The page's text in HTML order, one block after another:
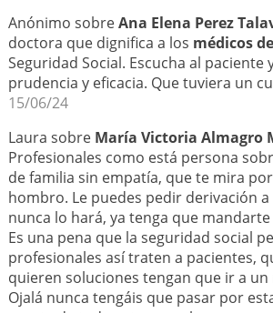
Anónimo sobreAna Elena Perez
doctora que dignifica a los médicos
Seguridad Social. Escucha al paciente
prudencia y eficacia. Que tuviera un
15/06/24
Laura sobre María Victoria Almagro
Profesionales como está persona
de familia sin empatía, que te mira
hombro. Le puedes pedir derivación
nunca lo hará, ya tenga que
Es una pena que la seguridad social
profesionales así traten a pacientes,
quieren soluciones tengan que ir a
Ojalá nunca tengáis que pasar por